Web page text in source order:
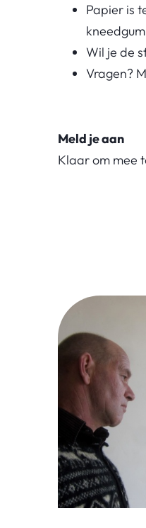
Papier is
Wil je de
Vragen?
Meld je aan
Klaar om mee